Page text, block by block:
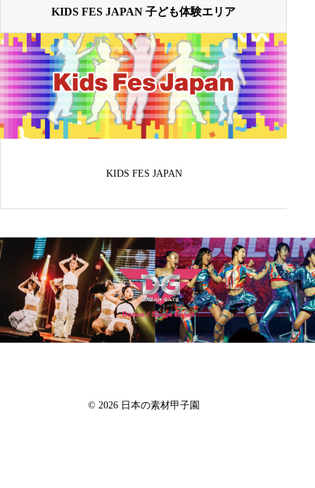
KIDS FES JAPAN 子ども体験エリア
KIDS FES JAPAN
© 2026 日本の素材甲子園